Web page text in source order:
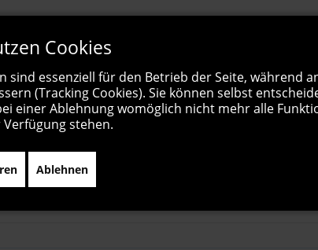
Cookies
sind essenziell für den Betrieb der Seite, während
(Tracking Cookies). Sie können selbst
einer Ablehnung womöglich nicht mehr alle
Verfügung stehen.
Ablehnen